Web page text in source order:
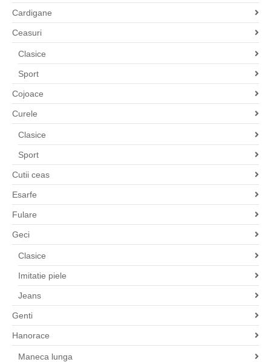
Cardigane
Ceasuri
Clasice
Sport
Cojoace
Curele
Clasice
Sport
Cutii ceas
Esarfe
Fulare
Geci
Clasice
Imitatie piele
Jeans
Genti
Hanorace
Maneca lunga